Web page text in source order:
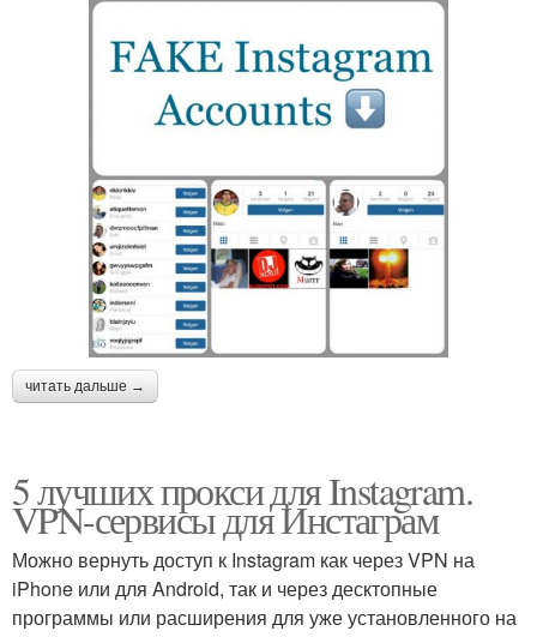
читать дальше →
5 лучших прокси для Instagram.
VPN-сервисы для Инстаграм
Можно вернуть доступ к Instagram как через VPN на
iPhone или для Android, так и через десктопные
программы или расширения для уже установленного на